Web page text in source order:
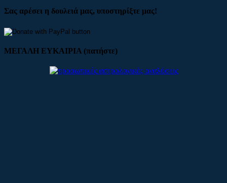
Σας αρέσει η δουλειά μας, υποστηρίξτε μας!
ΜΕΓΑΛΗ ΕΥΚΑΙΡΙΑ (πατήστε)